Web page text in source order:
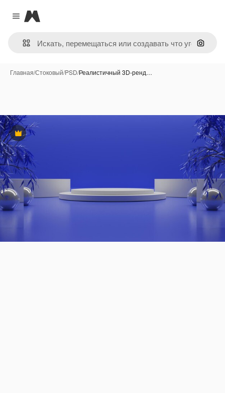
Close menu
Magnific
Поиск
Главная/Стоковый/PSD/Реалистичный 3D-ренд…
Премиум